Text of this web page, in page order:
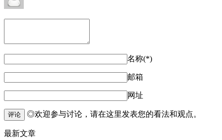
名称(*)
邮箱
网址
评论 ◎欢迎参与讨论，请在这里发表您的看法和观点。
最新文章